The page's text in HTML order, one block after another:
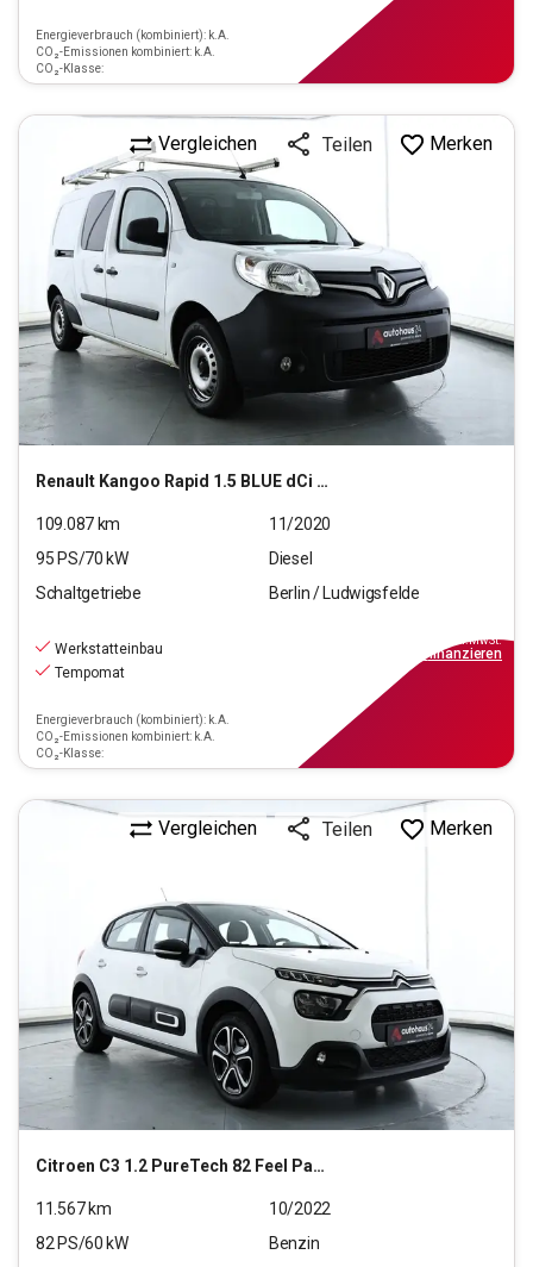
Energieverbrauch (kombiniert): k.A.
CO₂-Emissionen kombiniert: k.A.
CO₂-Klasse:
Renault Kangoo Rapid 1.5 BLUE dCi 95 FAP Maxi Extra (EURO
Vergleichen Teilen Merken
109.087km
11/2020
95 PS/70 kW
Diesel
Schaltgetriebe
Berlin / Ludwigsfelde
Werkstatteinbau
Tempomat
Energieverbrauch (kombiniert): k.A.
CO₂-Emissionen kombiniert: k.A.
CO₂-Klasse:
inkl.MwSt.
finanzieren
Citroen C3 1.2 PureTech 82 Feel Pack Stop&Start (EURO 6d)
Vergleichen Teilen Merken
11.567km
10/2022
82PS/60 kW
Benzin